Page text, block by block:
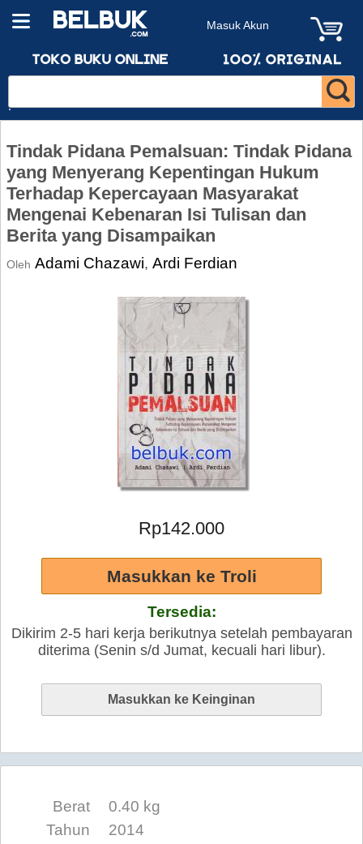
Masuk Akun
Tindak Pidana Pemalsuan: Tindak Pidana
yang Menyerang Kepentingan Hukum
Terhadap Kepercayaan Masyarakat
Mengenai Kebenaran Isi Tulisan dan
Berita yang Disampaikan
Oleh Adami Chazawi, Ardi Ferdian
Rp142.000
Tersedia:
Dikirim 2-5 hari kerja berikutnya setelah pembayaran
diterima (Senin s/d Jumat, kecuali hari libur).
Berat
0.40 kg
Tahun
2014